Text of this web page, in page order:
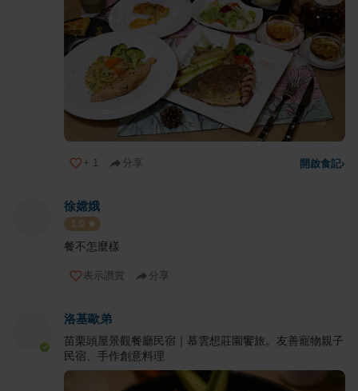
+ 1 分享 開啟食記›
徐嫦娥
1.0
餐不怎麼樣
表示讚賞 分享
洛基歐弟
苗栗頭屋景觀餐廳民宿｜慕雲想莊園饗旅 。友善寵物親子
民宿、手作創意料理